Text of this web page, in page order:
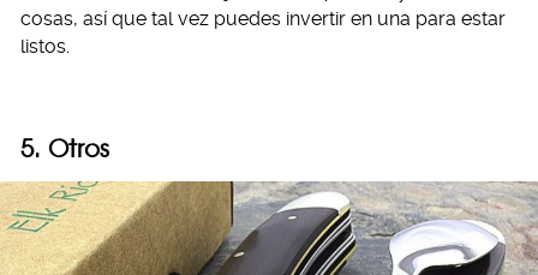
cosas, así que tal vez puedes invertir en una para estar
listos.
5. Otros